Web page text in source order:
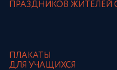
ПРАЗДНИКОВ ЖИТЕЛЕЙ
ПЛАКАТЫ
ДЛЯ УЧАЩИХСЯ